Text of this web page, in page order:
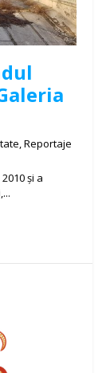
,Reportaje
și a